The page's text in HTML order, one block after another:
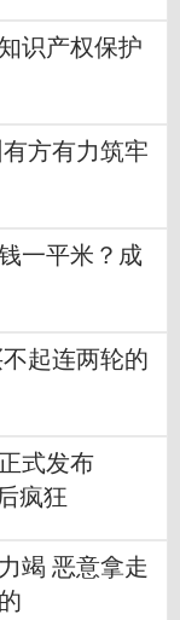
识产权保护
方有力筑牢
一平米？成
起连两轮的
式发布
疯狂
竭 恶意拿走